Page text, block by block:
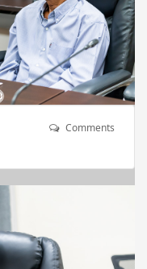
Comments